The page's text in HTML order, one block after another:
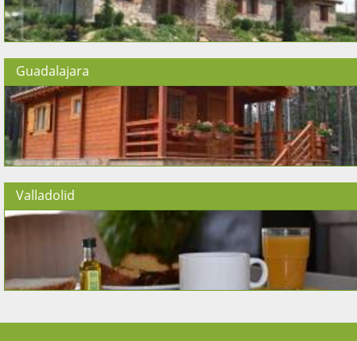
Guadalajara
Valladolid